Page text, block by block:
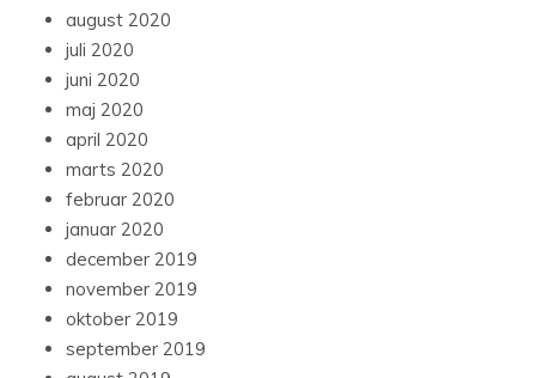
august 2020
juli 2020
juni 2020
maj 2020
april 2020
marts 2020
februar 2020
januar 2020
december 2019
november 2019
oktober 2019
september 2019